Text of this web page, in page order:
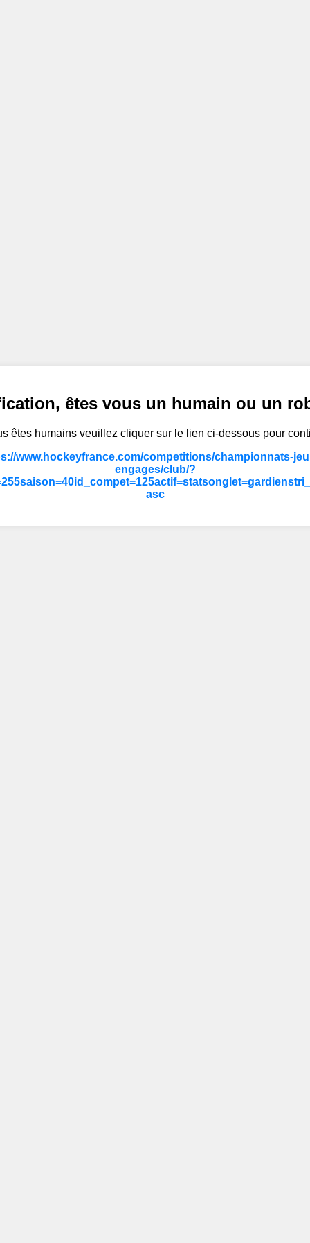
êtes vous un humain ou un
êtes humains veuillez cliquer sur le lien ci-dessous pour
www.hockeyfrance.com/competitions/championnats-
engages/club/?
asc